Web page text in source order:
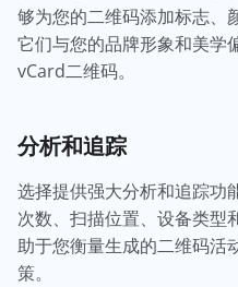
够为您的二维码添加标志、
它们与您的品牌形象和美学
vCard二维码。
分析和追踪
选择提供强大分析和追踪功
次数、扫描位置、设备类型
助于您衡量生成的二维码活
策。